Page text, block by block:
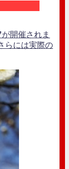
開催されま
らには実際の